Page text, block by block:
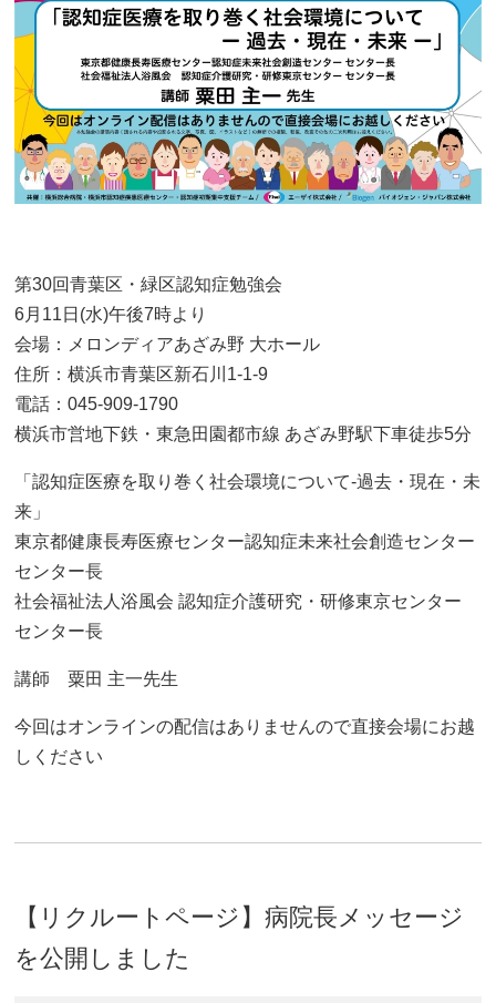
第30回青葉区・緑区認知症勉強会
6月11日(水)午後7時より
会場：メロンディアあざみ野 大ホール
住所：横浜市青葉区新石川1-1-9
電話：045-909-1790
横浜市営地下鉄・東急田園都市線 あざみ野駅下車徒歩5分
「認知症医療を取り巻く社会環境について-過去・現在・未
来」
東京都健康長寿医療センター認知症未来社会創造センター
センター長
社会福祉法人浴風会 認知症介護研究・研修東京センター
センター長
講師 粟田 主一先生
今回はオンラインの配信はありませんので直接会場にお越
しください
【リクルートページ】病院長メッセージ
を公開しました